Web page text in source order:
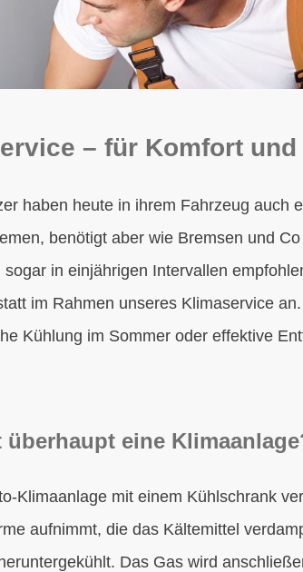
– für Komfort
haben heute in ihrem Fahrzeug auch
benötigt aber wie Bremsen und
in einjährigen Intervallen
im Rahmen unseres Klimaservice
Kühlung im Sommer oder effektive
eine
Klimaanlage mit einem Kühlschrank
aufnimmt, die das Kältemittel
Das Gas wird